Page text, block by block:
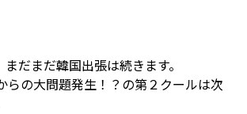
まだまだ韓国出張は続きます。
らの大問題発生！？の第２クールは次